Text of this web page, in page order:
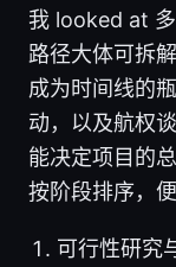
我 looked at
路径大体可拆
成为时间线的
动，以及航权
能决定项目的
按阶段排序，
可行性研究